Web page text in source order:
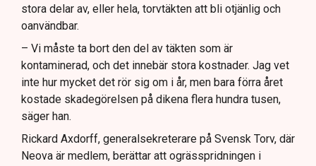
stora delar av, eller hela, torvtäkten att bli otjänlig och
oanvändbar.
– Vi måste ta bort den del av täkten som är
kontaminerad, och det innebär stora kostnader. Jag vet
inte hur mycket det rör sig om i år, men bara förra året
kostade skadegörelsen på dikena flera hundra tusen,
säger han.
Rickard Axdorff, generalsekreterare på Svensk Torv, där
Neova är medlem, berättar att ogrässpridningen i